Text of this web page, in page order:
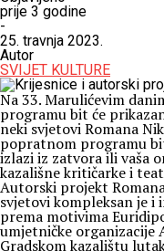
prije 3 godine
-
25. travnja 2023.
Autor
SVIJET KULTURE
Na 33. Marulićevim
programu bit će
neki svjetovi Romana
popratnom programu
izlazi iz zatvora ili vaša
kazališne kritičarke i
Autorski projekt
svjetovi kompleksan je
prema motivima
umjetničke organizacije
Gradskom kazalištu